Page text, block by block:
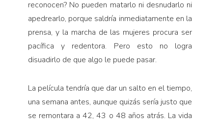
reconocen? No pueden matarlo ni desnudarlo ni
apedrearlo, porque saldría inmediatamente en la
prensa, y la marcha de las mujeres procura ser
pacífica y redentora. Pero esto no logra
disuadirlo de que algo le puede pasar.
La película tendría que dar un salto en el tiempo,
una semana antes, aunque quizás sería justo que
se remontara a 42, 43 o 48 años atrás. La vida